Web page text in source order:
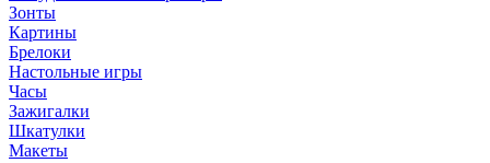
Зонты
Картины
Брелоки
Настольные игры
Часы
Зажигалки
Шкатулки
Макеты